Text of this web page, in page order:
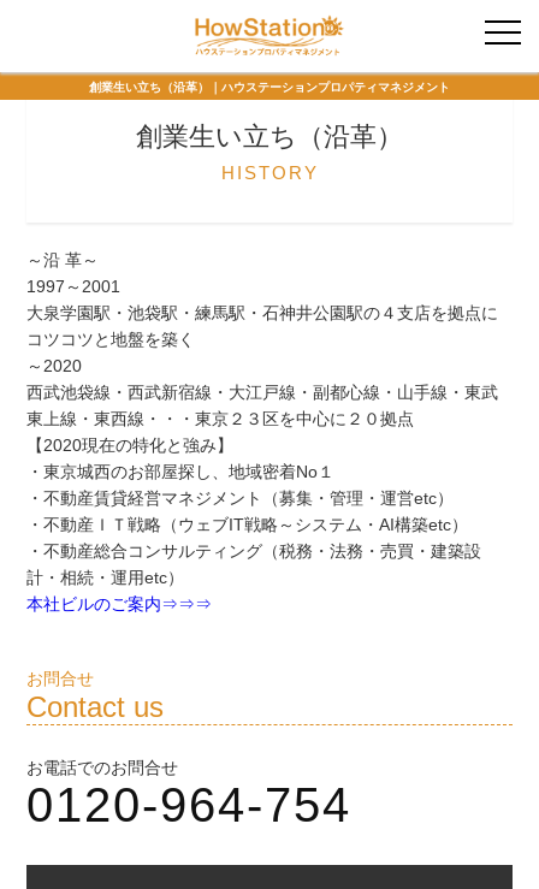
創業生い立ち（沿革）｜ハウステーションプロパティマネジメント
入居者様専用
創業生い立ち（沿革）
HISTORY
～沿 革～
1997～2001
大泉学園駅・池袋駅・練馬駅・石神井公園駅の４支店を拠点に
コツコツと地盤を築く
～2020
西武池袋線・西武新宿線・大江戸線・副都心線・山手線・東武
東上線・東西線・・・東京２３区を中心に２０拠点
【2020現在の特化と強み】
・東京城西のお部屋探し、地域密着No１
・不動産賃貸経営マネジメント（募集・管理・運営etc）
・不動産ＩＴ戦略（ウェブIT戦略～システム・AI構築etc）
・不動産総合コンサルティング（税務・法務・売買・建築設
計・相続・運用etc）
本社ビルのご案内⇒⇒⇒
お問合せ
Contact us
お電話でのお問合せ
0120-964-754